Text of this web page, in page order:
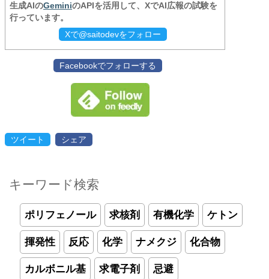
生成AIのGeminiのAPIを活用して、XでAI広報の試験を
行っています。
Xで@saitodevをフォロー
Facebookでフォローする
ツイート シェア
キーワード検索
ポリフェノール 求核剤 有機化学 ケトン
揮発性 反応 化学 ナメクジ 化合物
カルボニル基 求電子剤 忌避